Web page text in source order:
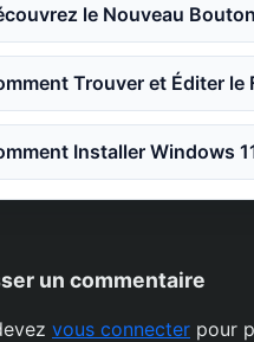
le Nouveau
Trouver et Éditer le
Installer Windows
un commentaire
vous connecter pour